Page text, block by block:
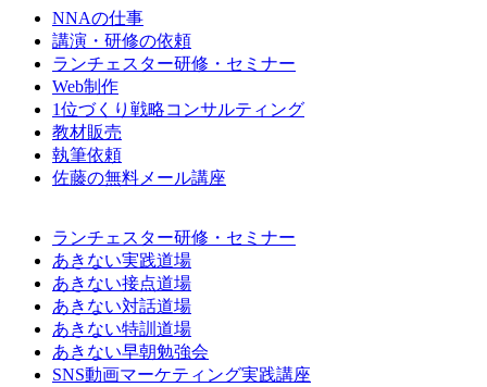
NNAの仕事
講演・研修の依頼
ランチェスター研修・セミナー
Web制作
1位づくり戦略コンサルティング
教材販売
執筆依頼
佐藤の無料メール講座
ランチェスター研修・セミナー
あきない実践道場
あきない接点道場
あきない対話道場
あきない特訓道場
あきない早朝勉強会
SNS動画マーケティング実践講座